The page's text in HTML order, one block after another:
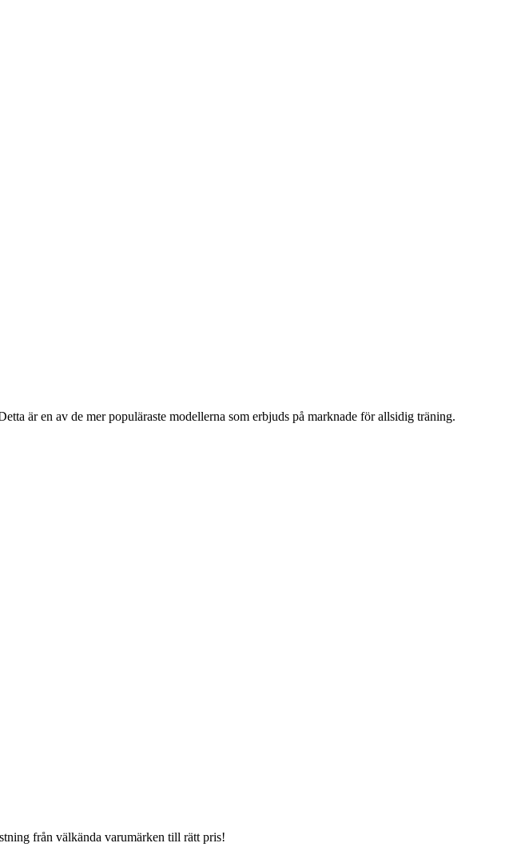
är en av de mer populäraste modellerna som erbjuds på marknade för allsidig träning.
från välkända varumärken till rätt pris!